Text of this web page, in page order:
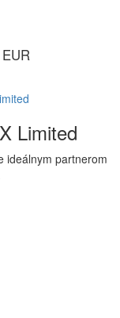
EUR
Limited
ideálnym partnerom